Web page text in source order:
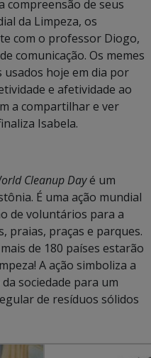
compreensão de seus
da Limpeza, os
com o professor Diogo,
comunicação. Os memes
usados hoje em dia por
e afetividade ao
a compartilhar e ver
Isabela.
Cleanup Dayé um
É uma ação mundial
de voluntários para a
praias, praças e parques.
de 180 países estarão
A ação simboliza a
sociedade para um
de resíduos sólidos